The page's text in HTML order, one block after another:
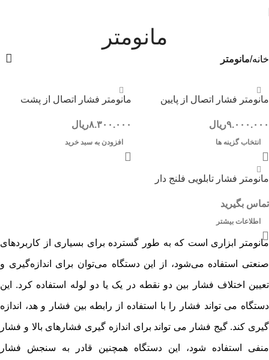
مانومتر
خانه مانومتر
مانومتر فشار اتصال از پایین
۹.۰۰۰.۰۰۰ریال
انتخاب گزینه ها
مانومتر فشار اتصال از پشت
۸.۳۰۰.۰۰۰ریال
افزودن به سبد خرید
مانومتر فشار تابلویی فلنج دار
تماس بگیرید
اطلاعات بیشتر
مانومتر ابزاری است که به طور گسترده برای بسیاری از کاربردهای
صنعتی استفاده می‌شود، از این دستگاه می‌توان برای اندازه‌گیری و
تعیین اختلاف فشار بین دو نقطه در یک یا دو لوله استفاده کرد. این
دستگاه می تواند فشار را با استفاده از رابطه بین فشار و هد، اندازه
گیری کند. گیج فشار می تواند برای اندازه گیری فشارهای بالا و فشار
منفی استفاده شود، این دستگاه همچنین قادر به سنجش فشار